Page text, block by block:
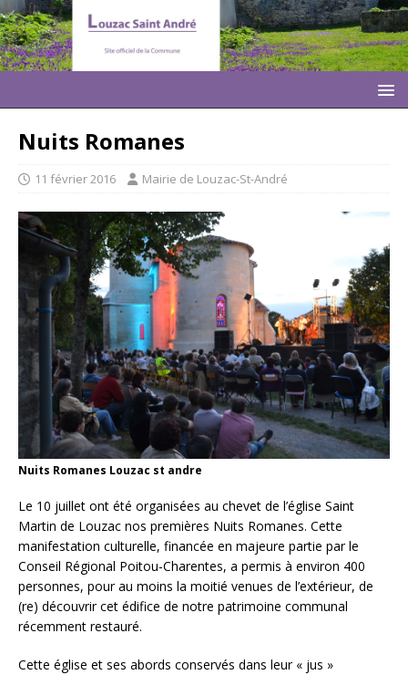
Nuits Romanes
11 février 2016 Mairie de Louzac-St-André
Nuits Romanes Louzac st andre
Le 10 juillet ont été organisées au chevet de l’église Saint
Martin de Louzac nos premières Nuits Romanes. Cette
manifestation culturelle, financée en majeure partie par le
Conseil Régional Poitou-Charentes, a permis à environ 400
personnes, pour au moins la moitié venues de l’extérieur, de
(re) découvrir cet édifice de notre patrimoine communal
récemment restauré.
Cette église et ses abords conservés dans leur « jus »